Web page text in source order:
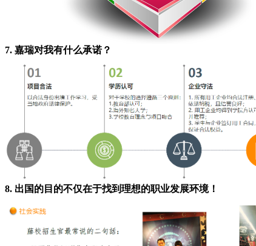
7. 嘉瑞对我有什么承诺？
8. 出国的目的不仅在于找到理想的职业发展环境！